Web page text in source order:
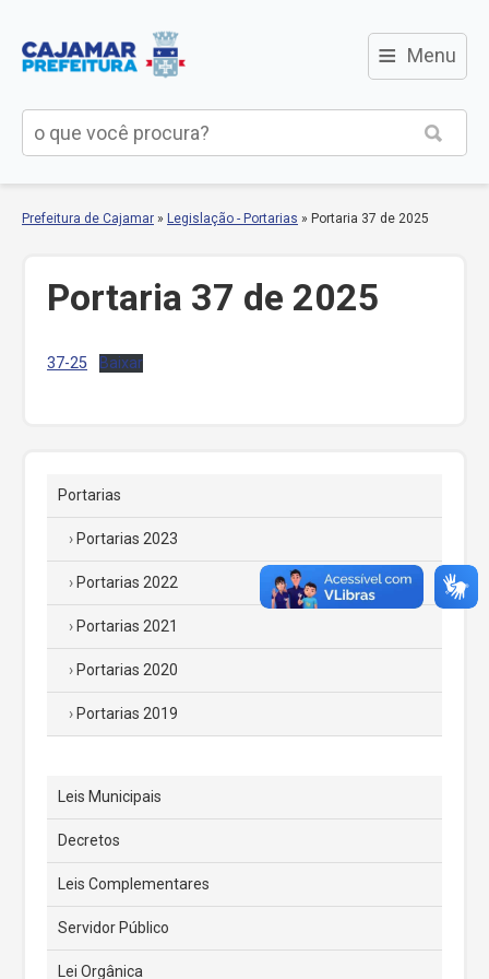
≡ Menu
Prefeitura de Cajamar » Legislação - Portarias » Portaria 37 de 2025
Portaria 37 de 2025
37-25 Baixar
Portarias
Portarias 2023
Portarias 2022
Portarias 2021
Portarias 2020
Portarias 2019
Leis Municipais
Decretos
Leis Complementares
Servidor Público
Lei Orgânica